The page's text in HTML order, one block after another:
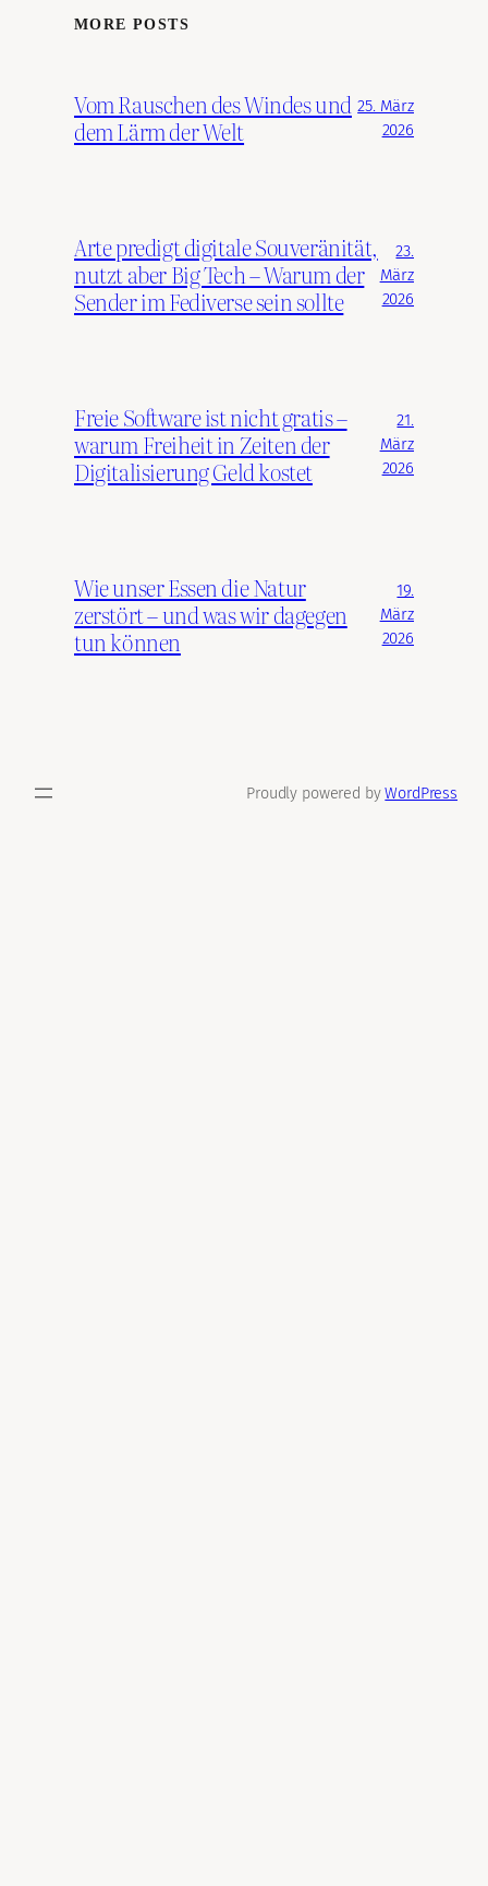
MORE POSTS
Vom Rauschen des Windes und
dem Lärm der Welt
25. März
2026
Arte predigt digitale Souveränität,
nutzt aber Big Tech – Warum der
Sender im Fediverse sein sollte
23.
März
2026
Freie Software ist nicht gratis –
warum Freiheit in Zeiten der
Digitalisierung Geld kostet
21.
März
2026
Wie unser Essen die Natur
zerstört – und was wir dagegen
tun können
19.
März
2026
Proudly powered byWordPress